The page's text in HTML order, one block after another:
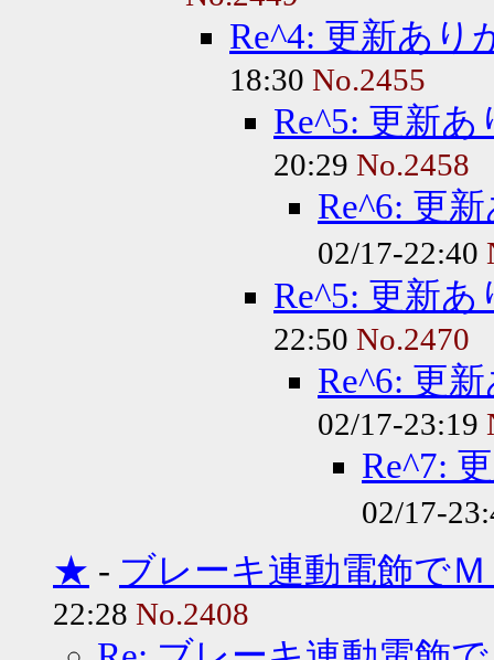
Re^4: 更新あり
18:30 No.2455
Re^5: 更新
20:29 No.2458
Re^6: 更
02/17-22:40
Re^5: 更新
22:50 No.2470
Re^6: 更
02/17-23:19
Re^7:
02/17-
★ - ブレーキ連動電飾で
22:28 No.2408